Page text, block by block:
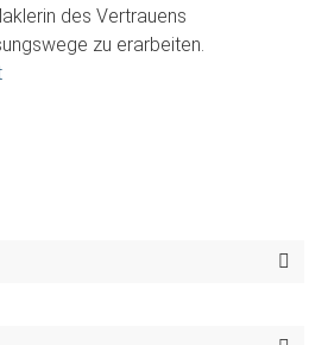
des Vertrauens
zu erarbeiten.